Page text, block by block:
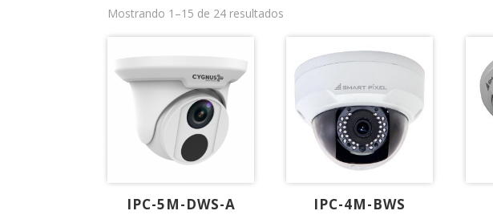
Mostrando 1–15 de 24 resultados
IPC-5M-DWS-A IPC-4M-BWS